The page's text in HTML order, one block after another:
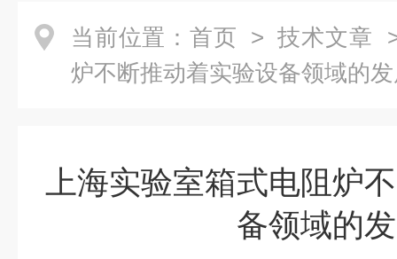
当前位置： 首页 > 技术文章
炉不断推动着实验设备领域的
上海实验室箱式电阻炉
备领域的